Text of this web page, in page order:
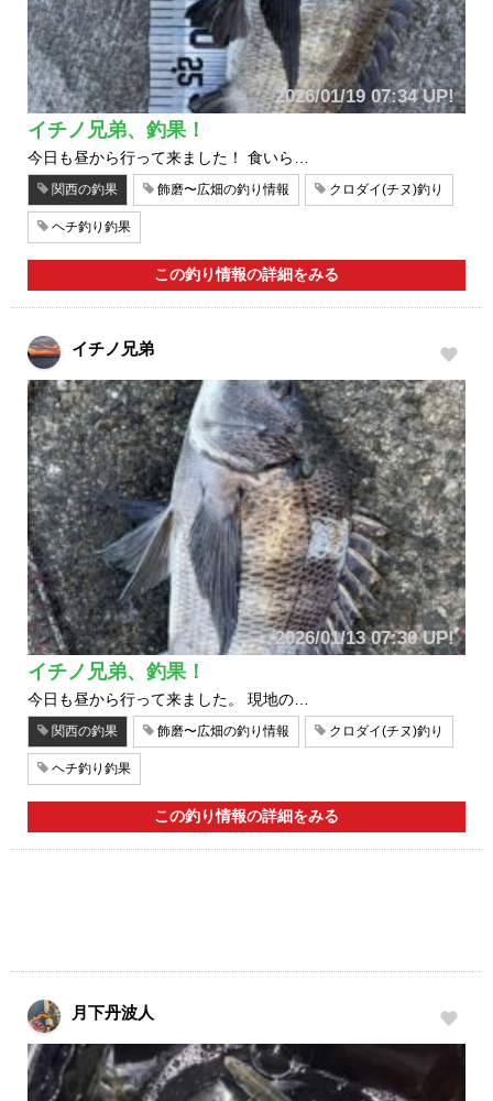
2026/01/19 07:34 UP!
イチノ兄弟、釣果！
今日も昼から行って来ました！ 食いら…
関西の釣果 飾磨〜広畑の釣り情報 クロダイ(チヌ)釣り
ヘチ釣り釣果
この釣り情報の詳細をみる
イチノ兄弟
2026/01/13 07:30 UP!
イチノ兄弟、釣果！
今日も昼から行って来ました。 現地の…
関西の釣果 飾磨〜広畑の釣り情報 クロダイ(チヌ)釣り
ヘチ釣り釣果
この釣り情報の詳細をみる
月下丹波人